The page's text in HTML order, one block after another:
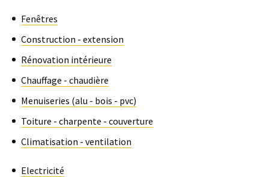
Fenêtres
Construction - extension
Rénovation intérieure
Chauffage - chaudière
Menuiseries (alu - bois - pvc)
Toiture - charpente - couverture
Climatisation - ventilation
Electricité